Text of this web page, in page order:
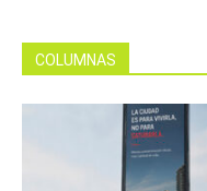
COLUMNAS